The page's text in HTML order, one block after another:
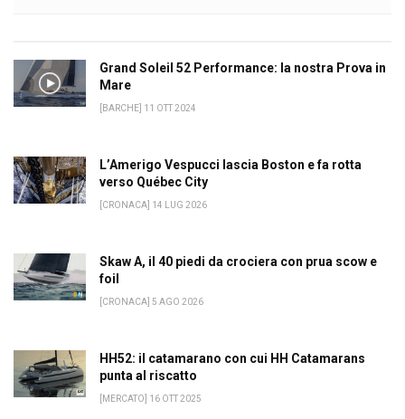
Grand Soleil 52 Performance: la nostra Prova in
Mare
[BARCHE] 11 OTT 2024
L’Amerigo Vespucci lascia Boston e fa rotta
verso Québec City
[CRONACA] 14 LUG 2026
Skaw A, il 40 piedi da crociera con prua scow e
foil
[CRONACA] 5 AGO 2026
HH52: il catamarano con cui HH Catamarans
punta al riscatto
[MERCATO] 16 OTT 2025